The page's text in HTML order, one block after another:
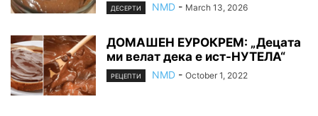
ДЕСЕРТИ NMD - March 13, 2026
ДОМАШЕН ЕУРОКРЕМ: „Децата
ми велат дека е ист-НУТЕЛА“
РЕЦЕПТИ NMD - October 1, 2022